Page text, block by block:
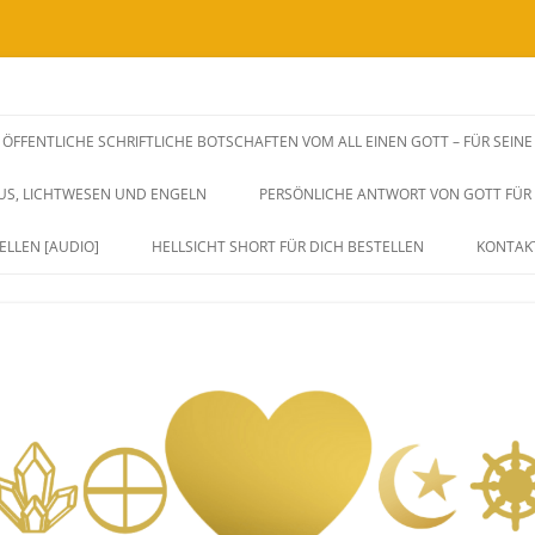
und Eins sein.
ÖFFENTLICHE SCHRIFTLICHE BOTSCHAFTEN VOM ALL EINEN GOTT – FÜR
LICHTWESEN UND ENGELN PERSÖNLICHE ANTWORT VON GOTT
[AUDIO] HELLSICHT SHORT FÜR DICH BESTELLEN